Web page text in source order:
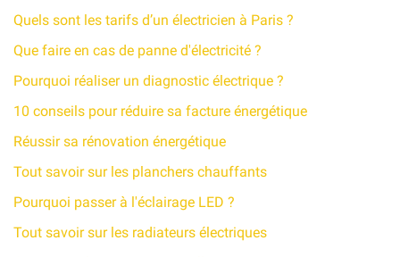
Quels sont les tarifs d’un électricien à Paris ?
Que faire en cas de panne d'électricité ?
Pourquoi réaliser un diagnostic électrique ?
10 conseils pour réduire sa facture énergétique​
Réussir sa rénovation énergétique
Tout savoir sur les planchers chauffants
Pourquoi passer à l'éclairage LED ?
Tout savoir sur les radiateurs électriques